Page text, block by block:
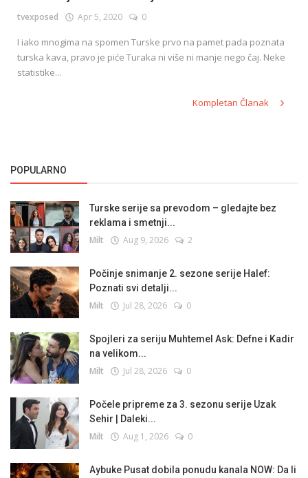
English
tvexposed Apr 5, 2020 0
I iako mnogima na spomen Turske prvo na pamet pada poznata
turska kava, pravo je piće Turaka ni više ni manje nego čaj. Neke
statistike...
Kompletan Članak
POPULARNO
Turske serije sa prevodom – gledajte bez
reklama i smetnji...
Milt Aug 9, 2026 2
Počinje snimanje 2. sezone serije Halef:
Poznati svi detalji...
Milt Jul 28, 2026 0
Spojleri za seriju Muhtemel Ask: Defne i Kadir
na velikom...
Milt Jul 28, 2026 0
Počele pripreme za 3. sezonu serije Uzak
Sehir | Daleki...
Milt Aug 1, 2026 0
Aybuke Pusat dobila ponudu kanala NOW: Da li